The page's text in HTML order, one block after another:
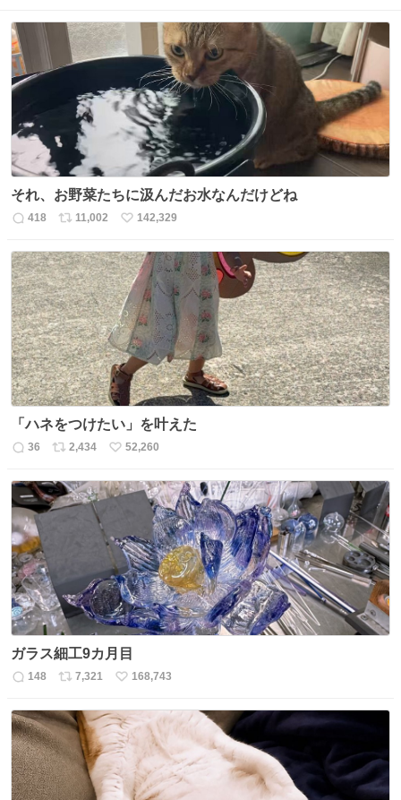
それ、お野菜たちに汲んだお水なんだけどね
返
数
418
リ
ス
ト
数
11,002
い
ね
数
142,329
「ハネをつけたい」を叶えた
返
数
36
リ
ス
ト
2,434
い
ね
52,260
ガラス細工9カ月目
返
数
148
リ
ス
ト
数
7,321
い
ね
数
168,743